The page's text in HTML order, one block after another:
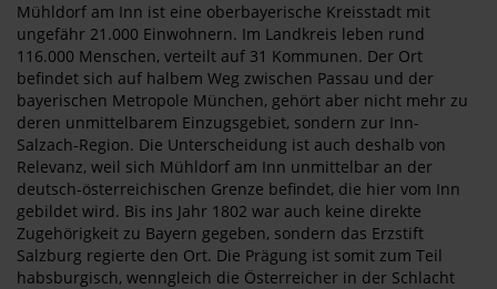
Mühldorf am Inn ist eine oberbayerische Kreisstadt mit
ungefähr 21.000 Einwohnern. Im Landkreis leben rund
116.000 Menschen, verteilt auf 31 Kommunen. Der Ort
befindet sich auf halbem Weg zwischen Passau und der
bayerischen Metropole München, gehört aber nicht mehr zu
deren unmittelbarem Einzugsgebiet, sondern zur Inn-
Salzach-Region. Die Unterscheidung ist auch deshalb von
Relevanz, weil sich Mühldorf am Inn unmittelbar an der
deutsch-österreichischen Grenze befindet, die hier vom Inn
gebildet wird. Bis ins Jahr 1802 war auch keine direkte
Zugehörigkeit zu Bayern gegeben, sondern das Erzstift
Salzburg regierte den Ort. Die Prägung ist somit zum Teil
habsburgisch, wenngleich die Österreicher in der Schlacht